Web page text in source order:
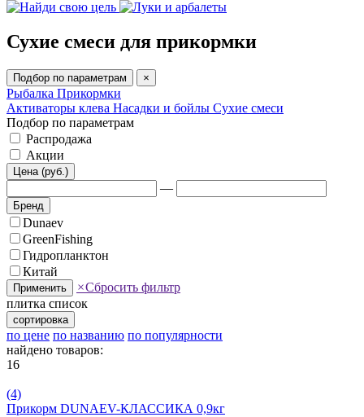
Сухие смеси для прикормки
Подбор по параметрам ×
Рыбалка Прикормки
Активаторы клева Насадки и бойлы Сухие смеси
Подбор по параметрам
Распродажа
Акции
Цена (руб.)
—
Бренд
Dunaev
GreenFishing
Гидропланктон
Китай
Применить ×Сбросить фильтр
плитка список
сортировка
по цене по названию по популярности
найдено товаров:
16
(4)
Прикорм DUNAEV-КЛАССИКА 0,9кг